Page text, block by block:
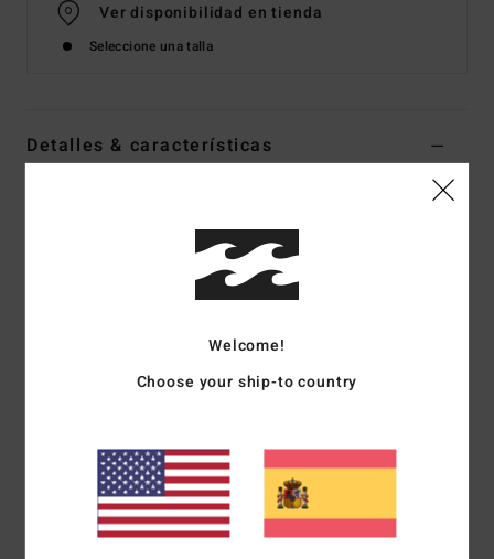
Ver disponibilidad en tienda
Seleccione una talla
Detalles & características
Código de color
Teñido en prenda con pigmentos
Bolsillos diagonales en los laterales
Logo serigrafiado en la parte delantera y las mangas
Composición[Tejido principal] 80% algodón, 20%
Welcome!
Choose your ship-to country